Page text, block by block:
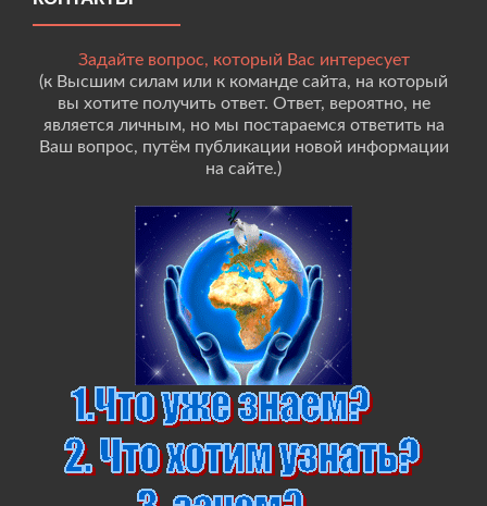
Задайте вопрос, который Вас интересует
(к Высшим силам или к команде сайта, на который
вы хотите получить ответ. Ответ, вероятно, не
является личным, но мы постараемся ответить на
Ваш вопрос, путём публикации новой информации
на сайте.)